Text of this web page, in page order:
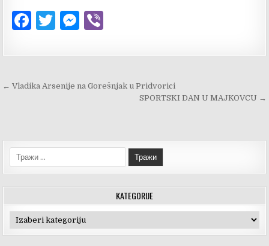
F
c
e
o
k
T
it
te
M
se
n
er
Kretanje
← Vladika Arsenije na Gorešnjak u Pridvorici
SPORTSKI DAN U MAJKOVCU →
Тражи:
KATEGORIJE
Kategorije